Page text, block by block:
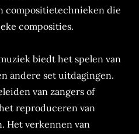
compositietechnieken die
composities.
biedt het spelen van
andere set uitdagingen.
van zangers of
reproduceren van
Het verkennen van